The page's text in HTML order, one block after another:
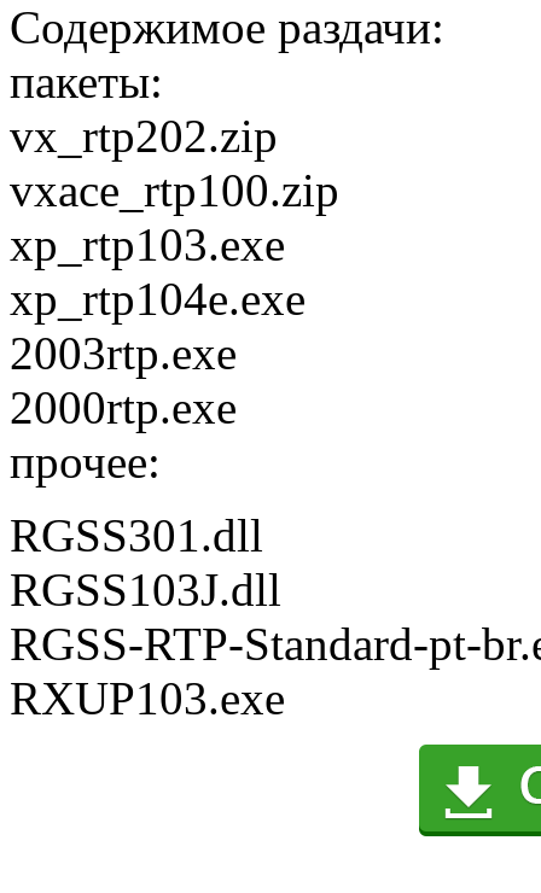
Содержимое раздачи:
пакеты:
vx_rtp202.zip
vxace_rtp100.zip
xp_rtp103.exe
xp_rtp104e.exe
2003rtp.exe
2000rtp.exe
прочее:
RGSS301.dll
RGSS103J.dll
RGSS-RTP-Standard-pt-
RXUP103.exe